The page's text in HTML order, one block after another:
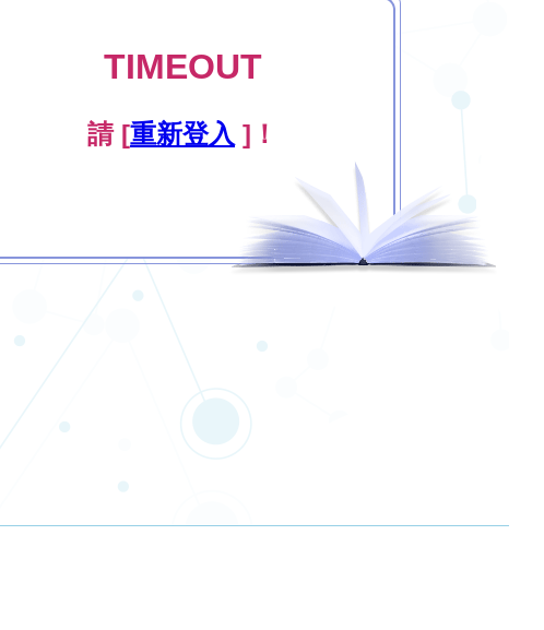
TIMEOUT
請 [重新登入 ]！